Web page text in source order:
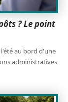
? Le point
au bord d'une
administratives